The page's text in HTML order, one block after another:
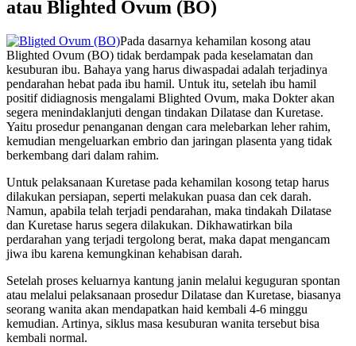
atau Blighted Ovum (BO)
Pada dasarnya kehamilan kosong atau
Blighted Ovum (BO) tidak berdampak pada keselamatan dan
kesuburan ibu. Bahaya yang harus diwaspadai adalah terjadinya
pendarahan hebat pada ibu hamil. Untuk itu, setelah ibu hamil
positif didiagnosis mengalami Blighted Ovum, maka Dokter akan
segera menindaklanjuti dengan tindakan Dilatase dan Kuretase.
Yaitu prosedur penanganan dengan cara melebarkan leher rahim,
kemudian mengeluarkan embrio dan jaringan plasenta yang tidak
berkembang dari dalam rahim.
Untuk pelaksanaan Kuretase pada kehamilan kosong tetap harus
dilakukan persiapan, seperti melakukan puasa dan cek darah.
Namun, apabila telah terjadi pendarahan, maka tindakah Dilatase
dan Kuretase harus segera dilakukan. Dikhawatirkan bila
perdarahan yang terjadi tergolong berat, maka dapat mengancam
jiwa ibu karena kemungkinan kehabisan darah.
Setelah proses keluarnya kantung janin melalui keguguran spontan
atau melalui pelaksanaan prosedur Dilatase dan Kuretase, biasanya
seorang wanita akan mendapatkan haid kembali 4-6 minggu
kemudian. Artinya, siklus masa kesuburan wanita tersebut bisa
kembali normal.